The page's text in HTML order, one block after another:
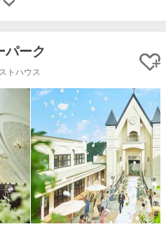
パーク
トハウス